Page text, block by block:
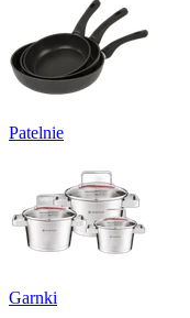
Patelnie
Garnki